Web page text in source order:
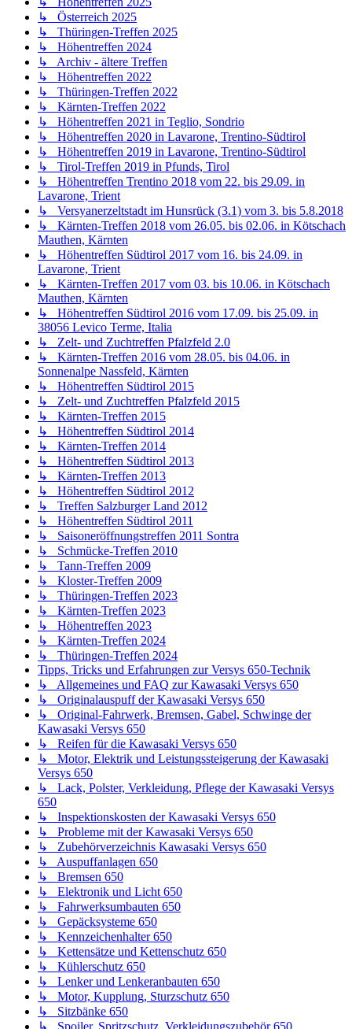
↳ Österreich 2025
↳ Thüringen-Treffen 2025
↳ Höhentreffen 2024
↳ Archiv - ältere Treffen
↳ Höhentreffen 2022
↳ Thüringen-Treffen 2022
↳ Kärnten-Treffen 2022
↳ Höhentreffen 2021 in Teglio, Sondrio
↳ Höhentreffen 2020 in Lavarone, Trentino-Südtirol
↳ Höhentreffen 2019 in Lavarone, Trentino-Südtirol
↳ Tirol-Treffen 2019 in Pfunds, Tirol
↳ Höhentreffen Trentino 2018 vom 22. bis 29.09. in
Lavarone, Trient
↳ Versyanerzeltstadt im Hunsrück (3.1) vom 3. bis 5.8.2018
↳ Kärnten-Treffen 2018 vom 26.05. bis 02.06. in Kötschach
Mauthen, Kärnten
↳ Höhentreffen Südtirol 2017 vom 16. bis 24.09. in
Lavarone, Trient
↳ Kärnten-Treffen 2017 vom 03. bis 10.06. in Kötschach
Mauthen, Kärnten
↳ Höhentreffen Südtirol 2016 vom 17.09. bis 25.09. in
38056 Levico Terme, Italia
↳ Zelt- und Zuchtreffen Pfalzfeld 2.0
↳ Kärnten-Treffen 2016 vom 28.05. bis 04.06. in
Sonnenalpe Nassfeld, Kärnten
↳ Höhentreffen Südtirol 2015
↳ Zelt- und Zuchtreffen Pfalzfeld 2015
↳ Kärnten-Treffen 2015
↳ Höhentreffen Südtirol 2014
↳ Kärnten-Treffen 2014
↳ Höhentreffen Südtirol 2013
↳ Kärnten-Treffen 2013
↳ Höhentreffen Südtirol 2012
↳ Treffen Salzburger Land 2012
↳ Höhentreffen Südtirol 2011
↳ Saisoneröffnungstreffen 2011 Sontra
↳ Schmücke-Treffen 2010
↳ Tann-Treffen 2009
↳ Kloster-Treffen 2009
↳ Thüringen-Treffen 2023
↳ Kärnten-Treffen 2023
↳ Höhentreffen 2023
↳ Kärnten-Treffen 2024
↳ Thüringen-Treffen 2024
Tipps, Tricks und Erfahrungen zur Versys 650-Technik
↳ Allgemeines und FAQ zur Kawasaki Versys 650
↳ Originalauspuff der Kawasaki Versys 650
↳ Original-Fahrwerk, Bremsen, Gabel, Schwinge der
Kawasaki Versys 650
↳ Reifen für die Kawasaki Versys 650
↳ Motor, Elektrik und Leistungssteigerung der Kawasaki
Versys 650
↳ Lack, Polster, Verkleidung, Pflege der Kawasaki Versys
650
↳ Inspektionskosten der Kawasaki Versys 650
↳ Probleme mit der Kawasaki Versys 650
↳ Zubehörverzeichnis Kawasaki Versys 650
↳ Auspuffanlagen 650
↳ Bremsen 650
↳ Elektronik und Licht 650
↳ Fahrwerksumbauten 650
↳ Gepäcksysteme 650
↳ Kennzeichenhalter 650
↳ Kettensätze und Kettenschutz 650
↳ Kühlerschutz 650
↳ Lenker und Lenkeranbauten 650
↳ Motor, Kupplung, Sturzschutz 650
↳ Sitzbänke 650